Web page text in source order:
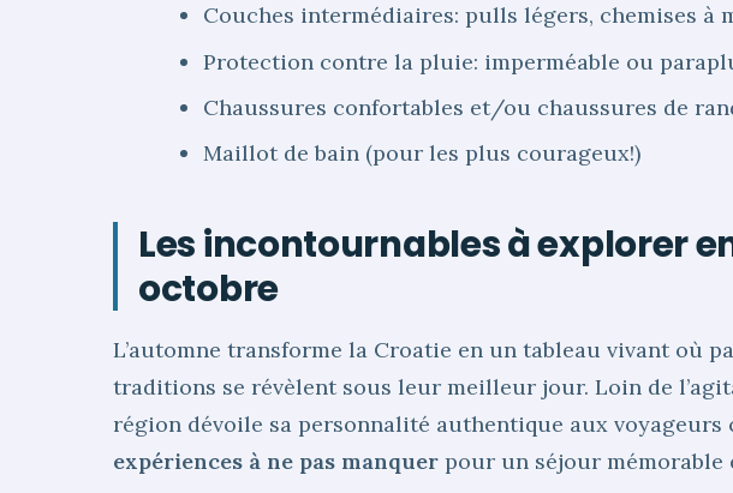
Couches intermédiaires: pulls légers, chemises à
Protection contre la pluie: imperméable ou
Chaussures confortables et/ou chaussures de
Maillot de bain (pour les plus courageux!)
Les incontournables à explorer
octobre
L’automne transforme la Croatie en un tableau vivant où
traditions se révèlent sous leur meilleur jour. Loin de
région dévoile sa personnalité authentique aux voyageurs
expériences à ne pas manquer pour un séjour mémorable